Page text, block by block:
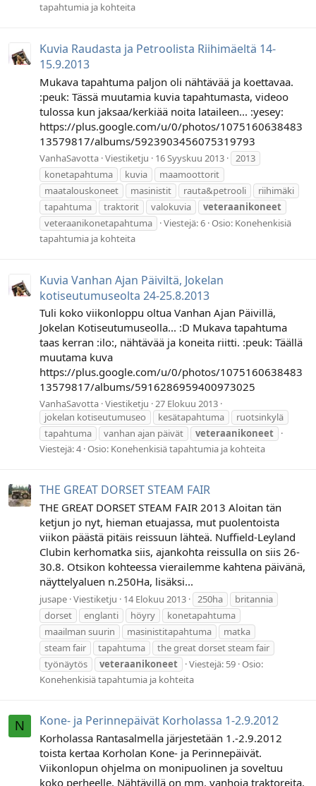
tapahtumia ja kohteita
Kuvia Raudasta ja Petroolista Riihimäeltä 14-
15.9.2013
Mukava tapahtuma paljon oli nähtävää ja koettavaa.
:peuk: Tässä muutamia kuvia tapahtumasta, videoo
tulossa kun jaksaa/kerkiää noita lataileen... :yesey:
https://plus.google.com/u/0/photos/1075160638483
13579817/albums/5923903456075319793
VanhaSavotta Viestiketju 16 Syyskuu 2013
2013
konetapahtuma
kuvia
maamoottorit
maatalouskoneet
masinistit rauta&petrooli
riihimäki
tapahtuma
traktorit valokuvia
veteraanikoneet
veteraanikonetapahtuma
Viestejä: 6 Osio: Konehenkisiä
tapahtumia ja kohteita
Kuvia Vanhan Ajan Päiviltä, Jokelan
kotiseutumuseolta 24-25.8.2013
Tuli koko viikonloppu oltua Vanhan Ajan Päivillä,
Jokelan Kotiseutumuseolla... :D Mukava tapahtuma
taas kerran :ilo:, nähtävää ja koneita riitti. :peuk: Täällä
muutama kuva
https://plus.google.com/u/0/photos/1075160638483
13579817/albums/5916286959400973025
VanhaSavotta Viestiketju 27 Elokuu 2013
jokelan kotiseutumuseo
kesätapahtuma
ruotsinkylä
tapahtuma
vanhan ajan päivät
veteraanikoneet
Viestejä: 4 Osio: Konehenkisiä tapahtumia ja kohteita
THE GREAT DORSET STEAM FAIR
THE GREAT DORSET STEAM FAIR 2013 Aloitan tän
ketjun jo nyt, hieman etuajassa, mut puolentoista
viikon päästä pitäis reissuun lähteä. Nuffield-Leyland
Clubin kerhomatka siis, ajankohta reissulla on siis 26-
30.8. Otsikon kohteessa vierailemme kahtena päivänä,
näyttelyaluen n.250Ha, lisäksi...
jusape Viestiketju 14 Elokuu 2013 250ha
britannia
dorset
englanti höyry
konetapahtuma
maailman suurin
masinistitapahtuma
matka
steam fair
tapahtuma
the great dorset steam fair
työnäytös
veteraanikoneet Viestejä: 59 Osio:
Konehenkisiä tapahtumia ja kohteita
N Kone- ja Perinnepäivät Korholassa 1-2.9.2012
Korholassa Rantasalmella järjestetään 1.-2.9.2012
toista kertaa Korholan Kone- ja Perinnepäivät.
Viikonlopun ohjelma on monipuolinen ja soveltuu
koko perheelle. Nähtävillä on mm. vanhoja traktoreita,